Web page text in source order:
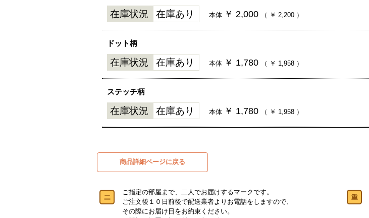
在庫状況 在庫あり 本体 ￥ 2,000 （ ￥ 2,200 ）
ドット柄
在庫状況 在庫あり 本体 ￥ 1,780 （ ￥ 1,958 ）
ステッチ柄
在庫状況 在庫あり 本体 ￥ 1,780 （ ￥ 1,958 ）
商品詳細ページに戻る
ご指定の部屋まで、二人でお届けするマークです。
ご注文後１０日前後で配送業者よりお電話をしますので、
その際にお届け日をお約束ください。